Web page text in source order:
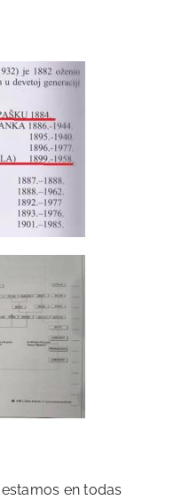
en todas